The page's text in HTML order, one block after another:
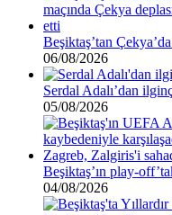
Beşiktaş’tan
06/08/2026
Serdal Adalı’dan
05/08/2026
Beşiktaş’ın play-
04/08/2026